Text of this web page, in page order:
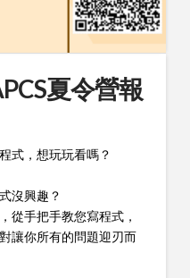
夏令營報
式，想玩玩看嗎？
沒興趣？
從手把手教您寫程式，
讓你所有的問題迎刃而